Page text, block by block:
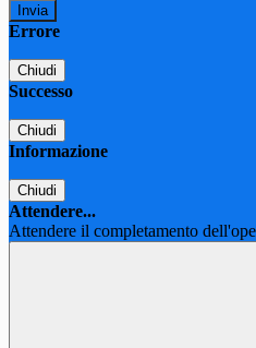
Errore
Chiudi
Successo
Chiudi
Informazione
Chiudi
Attendere...
Attendere il completamento